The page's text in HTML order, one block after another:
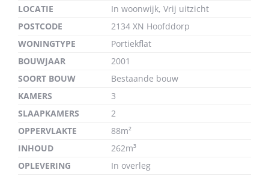
LOCATIE
In woonwijk, Vrij uitzicht
POSTCODE
2134 XN Hoofddorp
WONINGTYPE
Portiekflat
BOUWJAAR
2001
SOORT BOUW
Bestaande bouw
KAMERS
3
SLAAPKAMERS
2
OPPERVLAKTE
88m²
INHOUD
262m³
OPLEVERING
In overleg